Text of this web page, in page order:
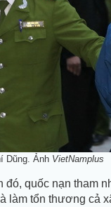
Dũng. Ảnh VietNamplus
đó, quốc nạn tham
làm tổn thương cả